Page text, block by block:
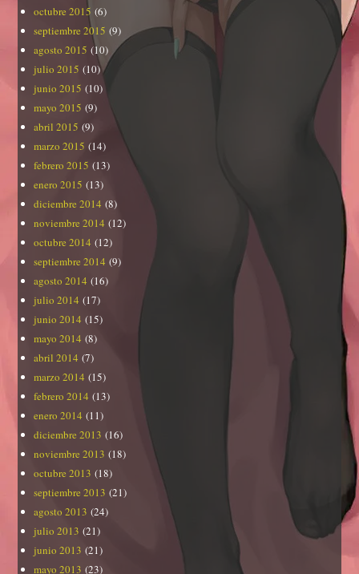
octubre 2015 (6)
septiembre 2015 (9)
agosto 2015 (10)
julio 2015 (10)
junio 2015 (10)
mayo 2015 (9)
abril 2015 (9)
marzo 2015 (14)
febrero 2015 (13)
enero 2015 (13)
diciembre 2014 (8)
noviembre 2014 (12)
octubre 2014 (12)
septiembre 2014 (9)
agosto 2014 (16)
julio 2014 (17)
junio 2014 (15)
mayo 2014 (8)
abril 2014 (7)
marzo 2014 (15)
febrero 2014 (13)
enero 2014 (11)
diciembre 2013 (16)
noviembre 2013 (18)
octubre 2013 (18)
septiembre 2013 (21)
agosto 2013 (24)
julio 2013 (21)
junio 2013 (21)
mayo 2013 (23)